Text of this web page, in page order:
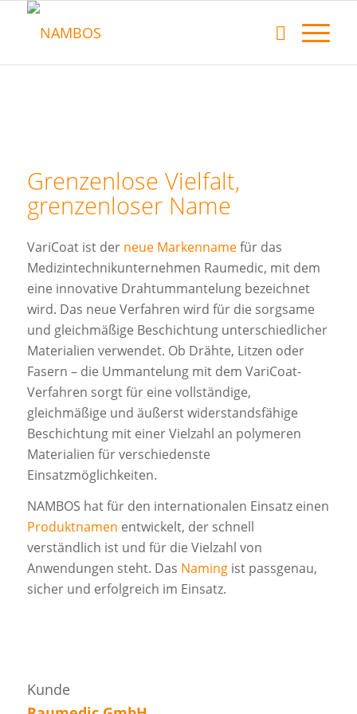
Grenzenlose Vielfalt,
grenzenloser Name
VariCoat ist der neue Markennamefür das
Medizintechnikunternehmen Raumedic, mit dem
eine innovative Drahtummantelung bezeichnet
wird. Das neue Verfahren wird für die sorgsame
und gleichmäßige Beschichtung unterschiedlicher
Materialien verwendet. Ob Drähte, Litzen oder
Fasern – die Ummantelung mit dem VariCoat-
Verfahren sorgt für eine vollständige,
gleichmäßige und äußerst widerstandsfähige
Beschichtung mit einer Vielzahl an polymeren
Materialien für verschiedenste
Einsatzmöglichkeiten.
NAMBOS hat für den internationalen Einsatz einen
Produktnamen entwickelt, der schnell
verständlich ist und für die Vielzahl von
Anwendungen steht. Das Namingist passgenau,
sicher und erfolgreich im Einsatz.
Kunde